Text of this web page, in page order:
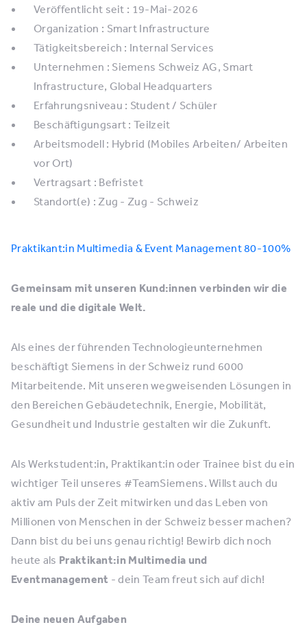
Veröffentlicht seit : 19-Mai-2026
Organization : Smart Infrastructure
Tätigkeitsbereich : Internal Services
Unternehmen : Siemens Schweiz AG, Smart
Infrastructure, Global Headquarters
Erfahrungsniveau : Student / Schüler
Beschäftigungsart : Teilzeit
Arbeitsmodell : Hybrid (Mobiles Arbeiten/ Arbeiten
vor Ort)
Vertragsart : Befristet
Standort(e) : Zug - Zug - Schweiz
Praktikant:in Multimedia & Event Management 80-100%
Gemeinsam mit unseren Kund:innen verbinden wir die
reale und die digitale Welt.
Als eines der führenden Technologieunternehmen
beschäftigt Siemens in der Schweiz rund 6000
Mitarbeitende. Mit unseren wegweisenden Lösungen in
den Bereichen Gebäudetechnik, Energie, Mobilität,
Gesundheit und Industrie gestalten wir die Zukunft.
Als Werkstudent:in, Praktikant:in oder Trainee bist du ein
wichtiger Teil unseres #TeamSiemens. Willst auch du
aktiv am Puls der Zeit mitwirken und das Leben von
Millionen von Menschen in der Schweiz besser machen?
Dann bist du bei uns genau richtig! Bewirb dich noch
heute als Praktikant:in Multimedia und
Eventmanagement - dein Team freut sich auf dich!
Deine neuen Aufgaben